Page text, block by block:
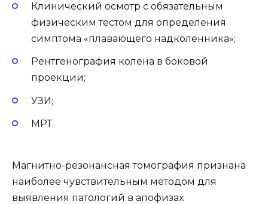
Клинический осмотр с обязательным
физическим тестом для определения
симптома «плавающего надколенника»;
Рентгенография колена в боковой
проекции;
УЗИ;
МРТ.
Магнитно-резонансная томография признана
наиболее чувствительным методом для
выявления патологий в апофизах